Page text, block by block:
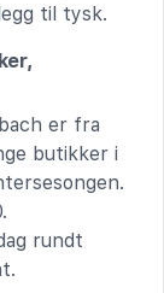
til tysk.
er fra
butikker i
rundt